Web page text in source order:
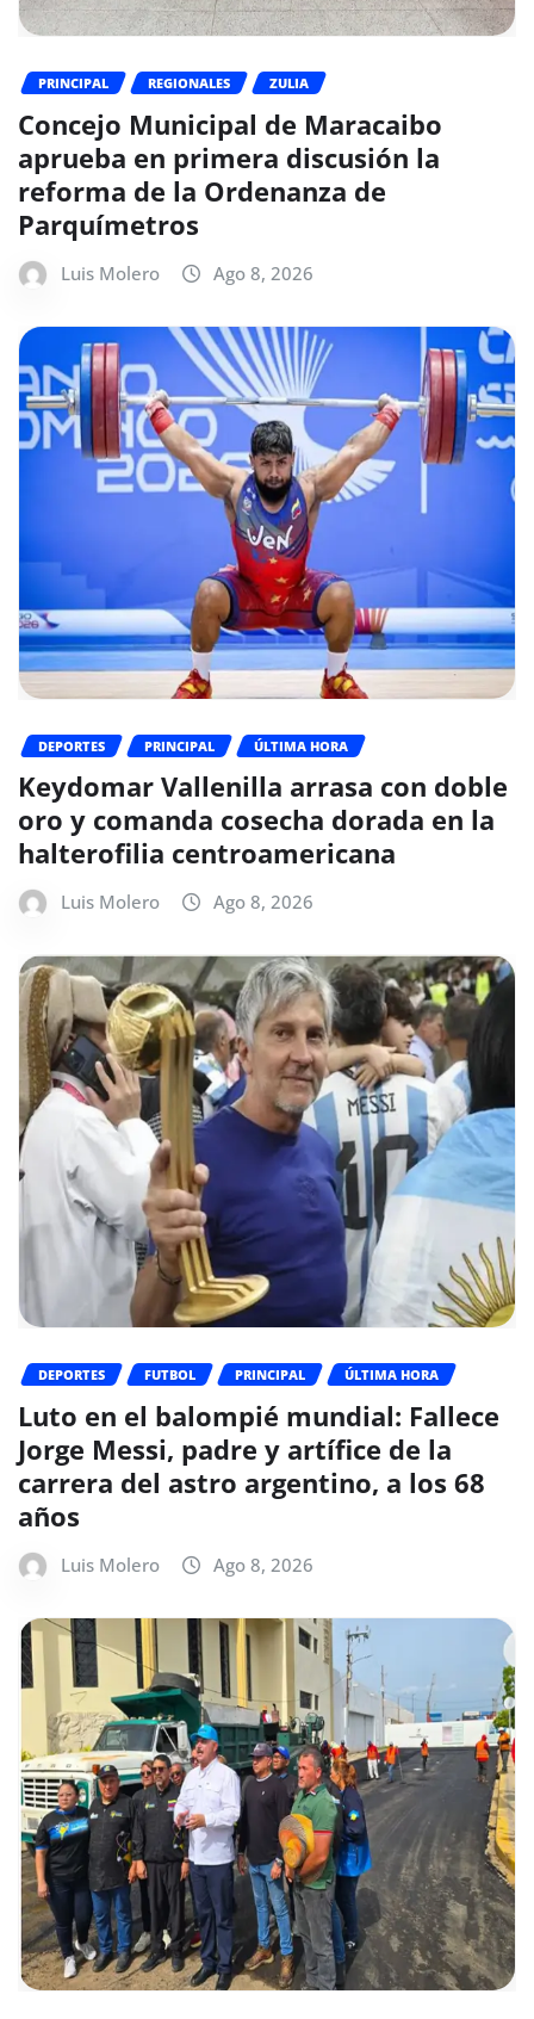
PRINCIPAL REGIONALES ZULIA
Concejo Municipal de Maracaibo
aprueba en primera discusión la
reforma de la Ordenanza de
Parquímetros
Luis Molero Ago 8, 2026
DEPORTES PRINCIPAL ÚLTIMA HORA
Keydomar Vallenilla arrasa con doble
oro y comanda cosecha dorada en la
halterofilia centroamericana
Luis Molero Ago 8, 2026
DEPORTES FUTBOL PRINCIPAL ÚLTIMA HORA
Luto en el balompié mundial: Fallece
Jorge Messi, padre y artífice de la
carrera del astro argentino, a los 68
años
Luis Molero Ago 8, 2026